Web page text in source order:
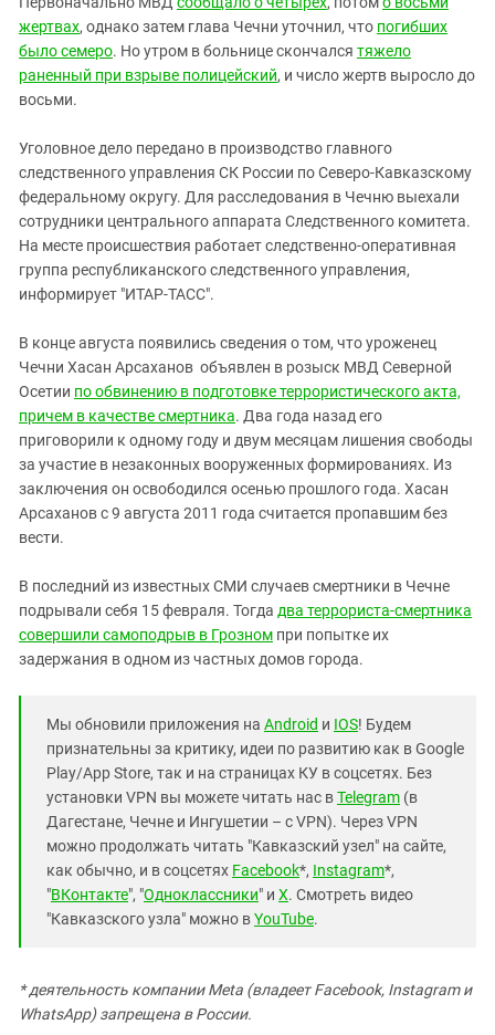
жертвах, однако затем глава Чечни уточнил, что погибших
было семеро. Но утром в больнице скончался тяжело
раненный при взрыве полицейский, и число жертв выросло до
восьми.
Уголовное дело передано в производство главного
следственного управления СК России по Северо-Кавказскому
федеральному округу. Для расследования в Чечню выехали
сотрудники центрального аппарата Следственного комитета.
На месте происшествия работает следственно-оперативная
группа республиканского следственного управления,
информирует "ИТАР-ТАСС".
В конце августа появились сведения о том, что уроженец
Чечни Хасан Арсаханов объявлен в розыск МВД Северной
Осетии по обвинению в подготовке террористического акта,
причем в качестве смертника. Два года назад его
приговорили к одному году и двум месяцам лишения свободы
за участие в незаконных вооруженных формированиях. Из
заключения он освободился осенью прошлого года. Хасан
Арсаханов с 9 августа 2011 года считается пропавшим без
вести.
В последний из известных СМИ случаев смертники в Чечне
подрывали себя 15 февраля. Тогда два террориста-смертника
совершили самоподрыв в Грозном при попытке их
задержания в одном из частных домов города.
Мы обновили приложения на Android и IOS! Будем
признательны за критику, идеи по развитию как в Google
Play/App Store, так и на страницах КУ в соцсетях. Без
установки VPN вы можете читать нас вTelegram (в
Дагестане, Чечне и Ингушетии – с VPN). Через VPN
можно продолжать читать "Кавказский узел" на сайте,
как обычно, и в соцсетях Facebook*, Instagram*,
"ВКонтакте", "Одноклассники" и X. Смотреть видео
"Кавказского узла" можно вYouTube.
* деятельность компании Meta (владеет Facebook, Instagram и
WhatsApp) запрещена в России.